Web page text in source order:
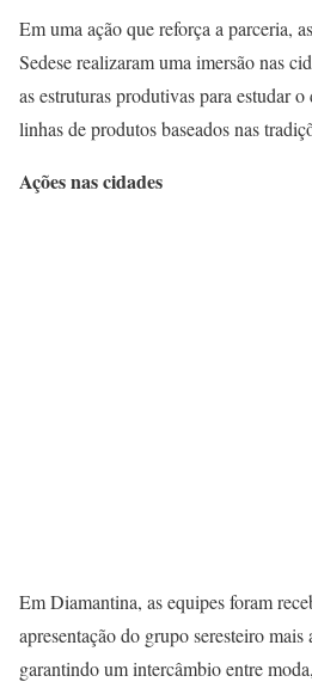
Em uma ação que reforça a parceria,
Sedese realizaram uma imersão nas
as estruturas produtivas para estudar
linhas de produtos baseados nas
Ações nas cidades
Em Diamantina, as equipes foram
apresentação do grupo seresteiro
garantindo um intercâmbio entre